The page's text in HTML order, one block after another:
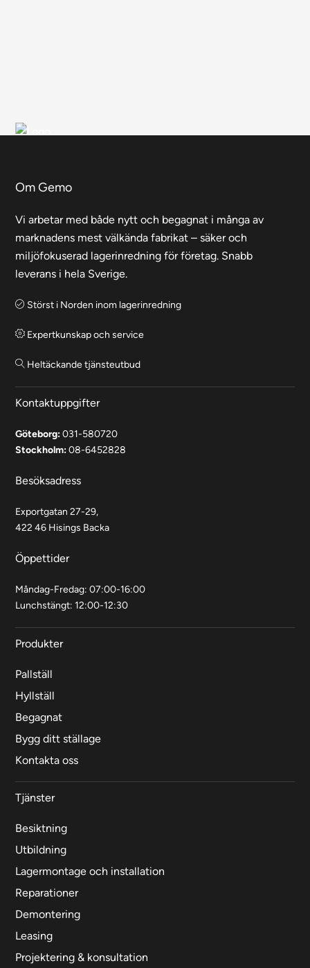
Om Gemo
Vi arbetar med både nytt och begagnat i många av
marknadens mest välkända fabrikat – säker och
miljöfokuserad lagerinredning för företag. Snabb
leverans i hela Sverige.
Störst i Norden inom lagerinredning
Expertkunskap och service
Heltäckande tjänsteutbud
Kontaktuppgifter
Göteborg:031-580720
Stockholm:08-6452828
Besöksadress
Exportgatan 27-29,
422 46 Hisings Backa
Öppettider
Måndag-Fredag: 07:00-16:00
Lunchstängt: 12:00-12:30
Produkter
Pallställ
Hyllställ
Begagnat
Bygg ditt ställage
Kontakta oss
Tjänster
Besiktning
Utbildning
Lagermontage och installation
Reparationer
Demontering
Leasing
Projektering & konsultation